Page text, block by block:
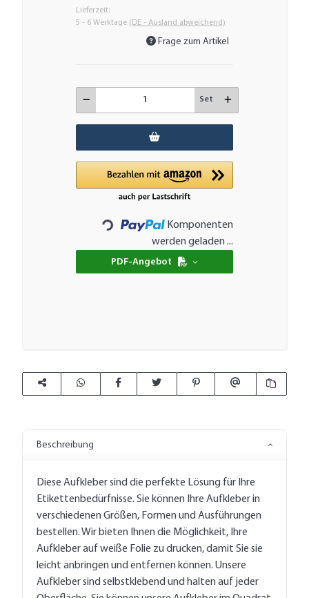
Lieferzeit:
5 - 6 Werktage (DE - Ausland abweichend)
Frage zum Artikel
Set
Loading...
Komponenten
werden geladen ...
PDF-Angebot
Beschreibung
Diese Aufkleber sind die perfekte Lösung für Ihre
Etikettenbedürfnisse. Sie können Ihre Aufkleber in
verschiedenen Größen, Formen und Ausführungen
bestellen. Wir bieten Ihnen die Möglichkeit, Ihre
Aufkleber auf weiße Folie zu drucken, damit Sie sie
leicht anbringen und entfernen können. Unsere
Aufkleber sind selbstklebend und halten auf jeder